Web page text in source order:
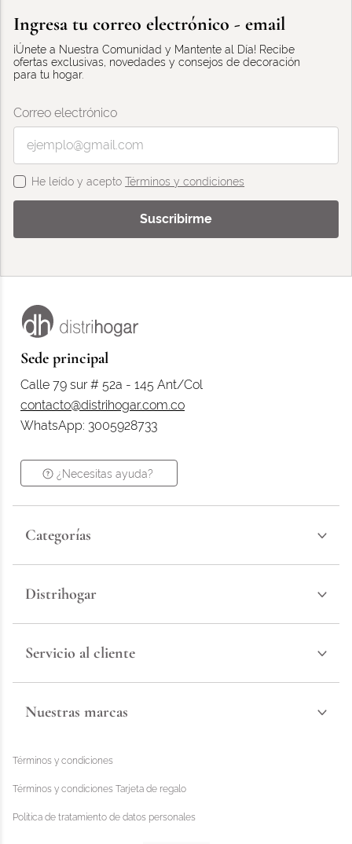
Ingresa tu correo electrónico - email
¡Únete a Nuestra Comunidad y Mantente al Día! Recibe
ofertas exclusivas, novedades y consejos de decoración
para tu hogar.
Correo electrónico
He leído y aceptoTérminos y condiciones
Suscribirme
Sede principal
Calle 79 sur # 52a - 145 Ant/Col
contacto@distrihogar.com.co
WhatsApp: 3005928733
¿Necesitas ayuda?
Categorías
Distrihogar
Servicio al cliente
Nuestras marcas
Términos y condiciones
Términos y condiciones Tarjeta de regalo
Política de tratamiento de datos personales